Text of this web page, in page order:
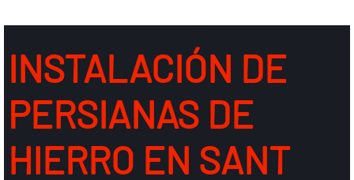
INSTALACIÓN DE
PERSIANAS DE
HIERRO EN SANT